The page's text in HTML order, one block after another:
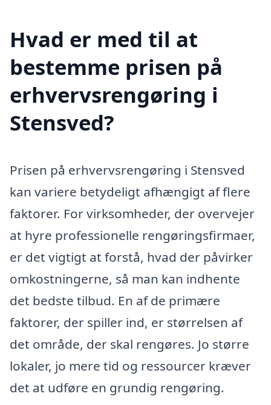
Hvad er med til at
bestemme prisen på
erhvervsrengøring i
Stensved?
Prisen på erhvervsrengøring i Stensved
kan variere betydeligt afhængigt af flere
faktorer. For virksomheder, der overvejer
at hyre professionelle rengøringsfirmaer,
er det vigtigt at forstå, hvad der påvirker
omkostningerne, så man kan indhente
det bedste tilbud. En af de primære
faktorer, der spiller ind, er størrelsen af
det område, der skal rengøres. Jo større
lokaler, jo mere tid og ressourcer kræver
det at udføre en grundig rengøring.